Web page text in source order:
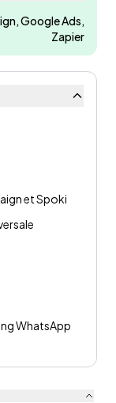
Google Ads,
Zapier
et Spoki
WhatsApp